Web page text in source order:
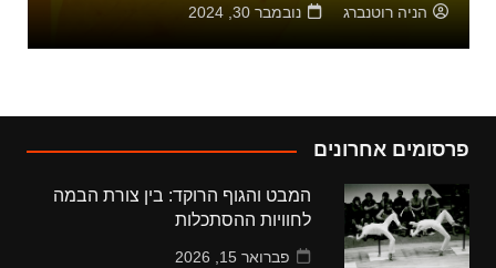
הניה רוטנברג נובמבר 30, 2024
פרסומים אחרונים
המבט והגוף הרוקד: בין צורת הבמה
לחוויות ההסתכלות
פברואר 15, 2026